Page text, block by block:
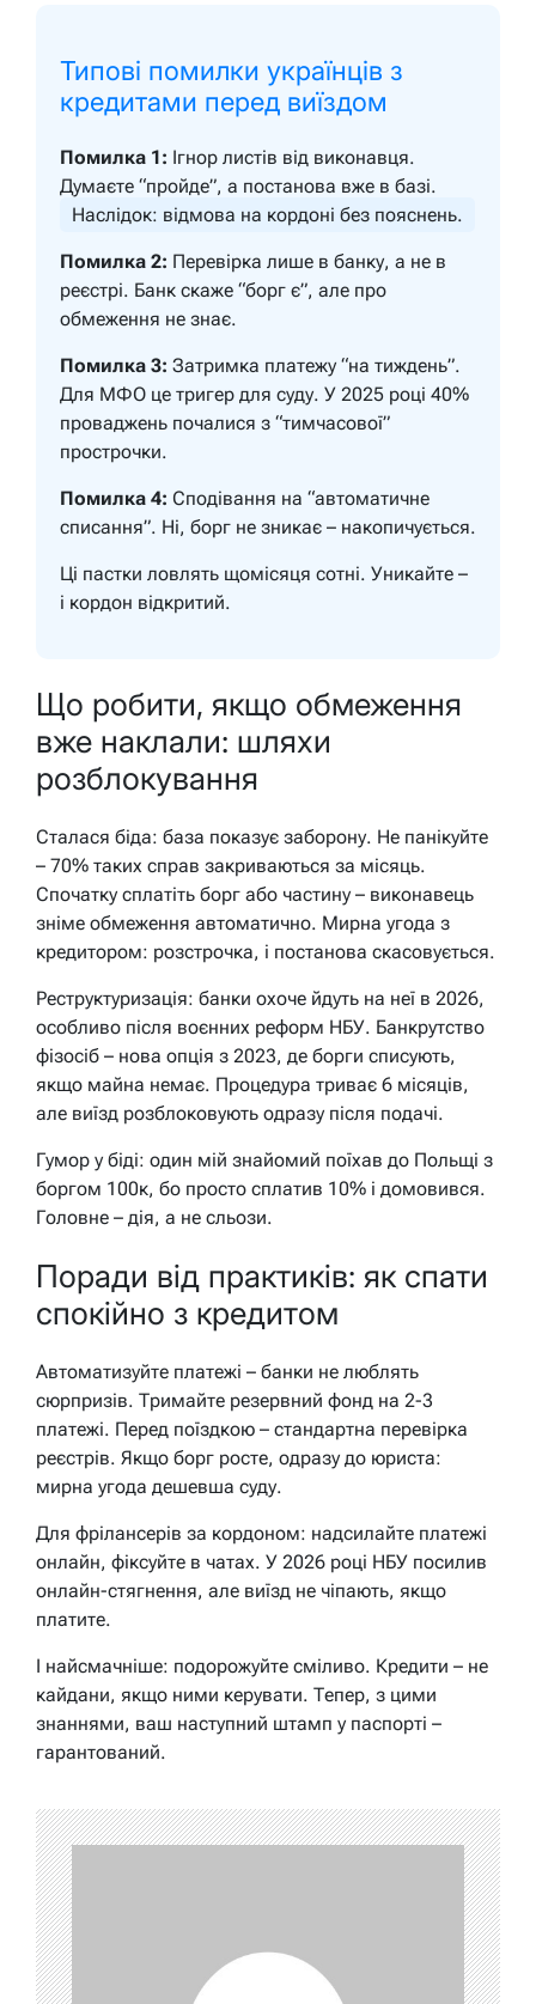
Типові помилки українців з
кредитами перед виїздом
Помилка 1: Ігнор листів від виконавця.
Думаєте “пройде”, а постанова вже в базі.
Наслідок: відмова на кордоні без пояснень.
Помилка 2: Перевірка лише в банку, а не в
реєстрі. Банк скаже “борг є”, але про
обмеження не знає.
Помилка 3: Затримка платежу “на тиждень”.
Для МФО це тригер для суду. У 2025 році 40%
проваджень почалися з “тимчасової”
прострочки.
Помилка 4: Сподівання на “автоматичне
списання”. Ні, борг не зникає – накопичується.
Ці пастки ловлять щомісяця сотні. Уникайте –
і кордон відкритий.
Що робити, якщо обмеження
вже наклали: шляхи
розблокування
Сталася біда: база показує заборону. Не панікуйте
– 70% таких справ закриваються за місяць.
Спочатку сплатіть борг або частину – виконавець
зніме обмеження автоматично. Мирна угода з
кредитором: розстрочка, і постанова скасовується.
Реструктуризація: банки охоче йдуть на неї в 2026,
особливо після воєнних реформ НБУ. Банкрутство
фізосіб – нова опція з 2023, де борги списують,
якщо майна немає. Процедура триває 6 місяців,
але виїзд розблоковують одразу після подачі.
Гумор у біді: один мій знайомий поїхав до Польщі з
боргом 100к, бо просто сплатив 10% і домовився.
Головне – дія, а не сльози.
Поради від практиків: як спати
спокійно з кредитом
Автоматизуйте платежі – банки не люблять
сюрпризів. Тримайте резервний фонд на 2-3
платежі. Перед поїздкою – стандартна перевірка
реєстрів. Якщо борг росте, одразу до юриста:
мирна угода дешевша суду.
Для фрілансерів за кордоном: надсилайте платежі
онлайн, фіксуйте в чатах. У 2026 році НБУ посилив
онлайн-стягнення, але виїзд не чіпають, якщо
платите.
І найсмачніше: подорожуйте сміливо. Кредити – не
кайдани, якщо ними керувати. Тепер, з цими
знаннями, ваш наступний штамп у паспорті –
гарантований.